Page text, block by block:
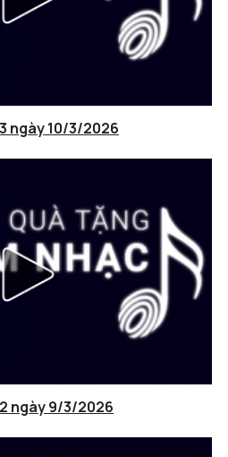
ngày 10/3/2026
ngày 9/3/2026